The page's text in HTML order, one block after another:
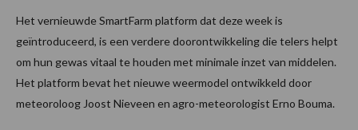
Het vernieuwde SmartFarm platform dat deze week is
geïntroduceerd, is een verdere doorontwikkeling die telers helpt
om hun gewas vitaal te houden met minimale inzet van middelen.
Het platform bevat het nieuwe weermodel ontwikkeld door
meteoroloog Joost Nieveen en agro-meteorologist Erno Bouma.